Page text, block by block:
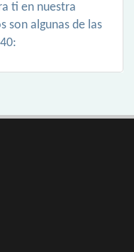
ti en nuestra
son algunas de las